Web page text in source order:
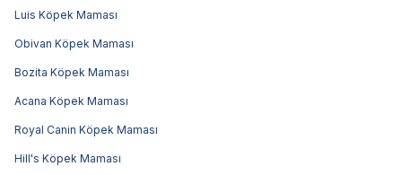
Luis Köpek Maması
Obivan Köpek Maması
Bozita Köpek Maması
Acana Köpek Maması
Royal Canin Köpek Maması
Hill's Köpek Maması